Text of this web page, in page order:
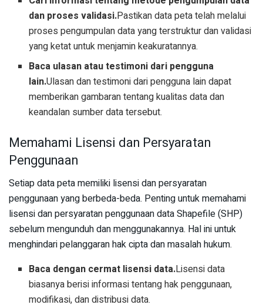
dan proses validasi.Pastikan data peta telah melalui
proses pengumpulan data yang terstruktur dan validasi
yang ketat untuk menjamin keakuratannya.
Baca ulasan atau testimoni dari pengguna
lain.Ulasan dan testimoni dari pengguna lain dapat
memberikan gambaran tentang kualitas data dan
keandalan sumber data tersebut.
Memahami Lisensi dan Persyaratan
Penggunaan
Setiap data peta memiliki lisensi dan persyaratan
penggunaan yang berbeda-beda. Penting untuk memahami
lisensi dan persyaratan penggunaan data Shapefile (SHP)
sebelum mengunduh dan menggunakannya. Hal ini untuk
menghindari pelanggaran hak cipta dan masalah hukum.
Baca dengan cermat lisensi data.Lisensi data
biasanya berisi informasi tentang hak penggunaan,
modifikasi, dan distribusi data.